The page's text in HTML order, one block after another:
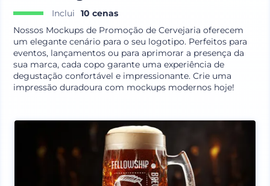
Inclui
10 cenas
Nossos Mockups de Promoção de Cervejaria oferecem
um elegante cenário para o seu logotipo. Perfeitos para
eventos, lançamentos ou para aprimorar a presença da
sua marca, cada copo garante uma experiência de
degustação confortável e impressionante. Crie uma
impressão duradoura com mockups modernos hoje!